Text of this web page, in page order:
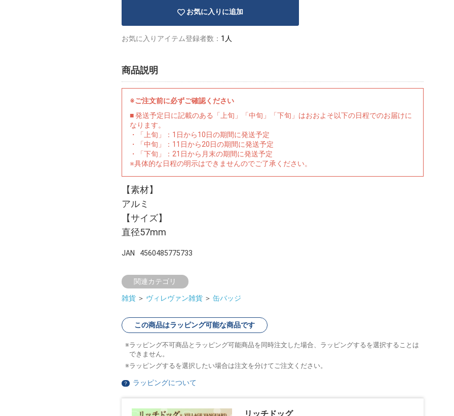
お気に入りに追加
お気に入りアイテム登録者数： 1人
商品説明
※ご注文前に必ずご確認ください
■ 発送予定日に記載のある「上旬」「中旬」「下旬」はおおよそ以下の日程でのお届けに
なります。
・「上旬」：1日から10日の期間に発送予定
・「中旬」：11日から20日の期間に発送予定
・「下旬」：21日から月末の期間に発送予定
※具体的な日程の明示はできませんのでご了承ください。
【素材】
アルミ
【サイズ】
直径57mm
JAN 4560485775733
関連カテゴリ
雑貨 ＞ ヴィレヴァン雑貨 ＞ 缶バッジ
この商品はラッピング可能な商品です
ラッピング不可商品とラッピング可能商品を同時注文した場合、ラッピングするを選択することは
できません。
ラッピングするを選択したい場合は注文を分けてご注文ください。
？ ラッピングについて
リッチドッグ